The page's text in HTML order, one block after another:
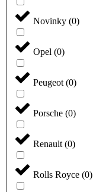
Novinky (0)
Opel (0)
Peugeot (0)
Porsche (0)
Renault (0)
Rolls Royce (0)